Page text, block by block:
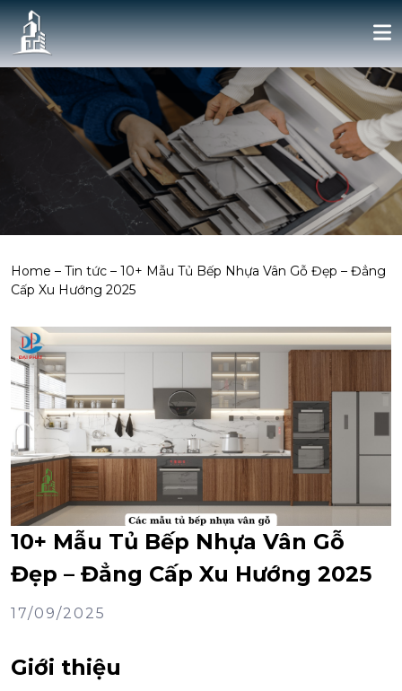
Home – Tin tức – 10+ Mẫu Tủ Bếp Nhựa Vân Gỗ Đẹp – Đẳng
Cấp Xu Hướng 2025
10+ Mẫu Tủ Bếp Nhựa Vân Gỗ
Đẹp – Đẳng Cấp Xu Hướng 2025
17/09/2025
Giới thiệu